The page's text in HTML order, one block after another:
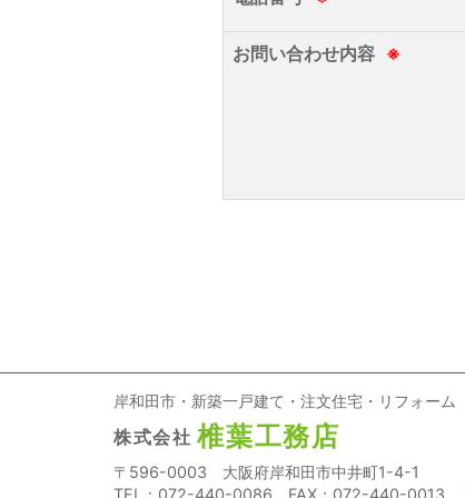
お問い合わせ内容 ※
岸和田市・新築一戸建て・注文住宅・リフォーム
株式会社 椎葉工務店
〒596-0003 大阪府岸和田市中井町1-4-1
TEL：072-440-0086 FAX：072-440-0013